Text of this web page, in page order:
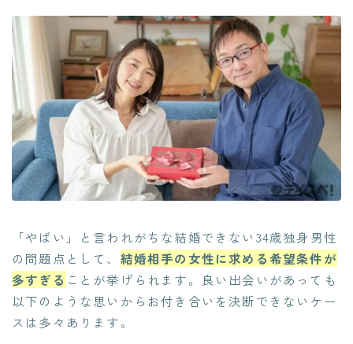
「やばい」と言われがちな結婚できない34歳独身男性
の問題点として、 結婚相手の女性に求める希望条件が
多すぎる ことが挙げられます。良い出会いがあっても
以下のような思いからお付き合いを決断できないケー
スは多々あります。